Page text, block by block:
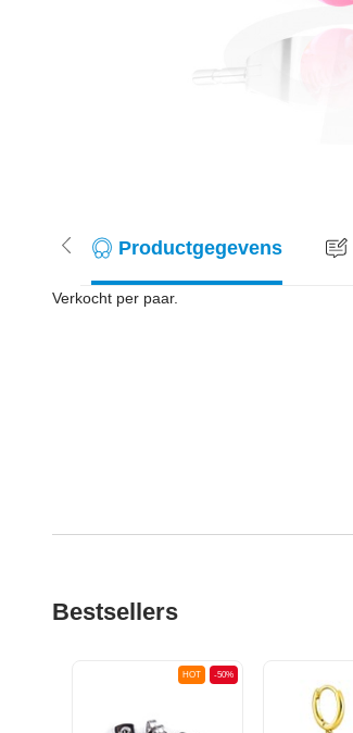
Productgegevens
Verkocht per paar.
Bestsellers
-50%
HOT